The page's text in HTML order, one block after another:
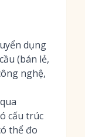
dụng
(bán lẻ,
nghệ,
cấu trúc
thể đo